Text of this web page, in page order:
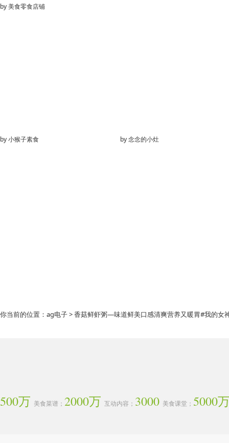
by美食零食店铺
by小猴子素食 by念念的小灶
你当前的位置： ag电子> 香菇鲜虾粥—味道鲜美口感清爽营养又暖胃#我的女
500万 美食菜谱； 2000万 互动内容； 3000 美食课堂； 5000